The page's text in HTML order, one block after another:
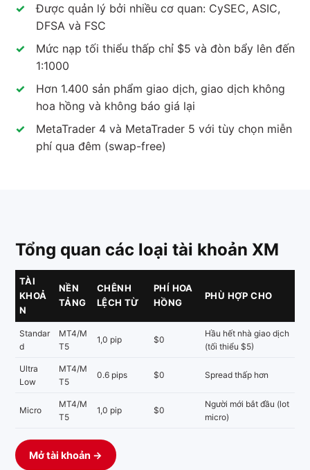
Được quản lý bởi nhiều cơ quan: CySEC, ASIC,
DFSA và FSC
Mức nạp tối thiểu thấp chỉ $5 và đòn bẩy lên đến
1:1000
Hơn 1.400 sản phẩm giao dịch, giao dịch không
hoa hồng và không báo giá lại
MetaTrader 4 và MetaTrader 5 với tùy chọn miễn
phí qua đêm (swap-free)
Tổng quan các loại tài khoản XM
TÀI
KHOẢ
N
NỀN
TẢNG
CHÊNH
LỆCH TỪ
PHÍ HOA
HỒNG
PHÙ HỢP CHO
Standar
d
MT4/M
T5
1,0 pip $0
Hầu hết nhà giao dịch
(tối thiểu $5)
Ultra
Low
MT4/M
T5
0.6 pips $0 Spread thấp hơn
Micro
MT4/M
T5
1,0 pip $0
Người mới bắt đầu (lot
micro)
Mở tài khoản →